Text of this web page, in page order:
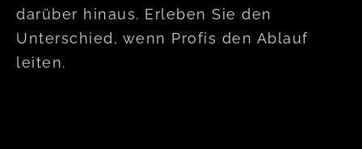
darüber hinaus. Erleben Sie den
Unterschied, wenn Profis den Ablauf
leiten.